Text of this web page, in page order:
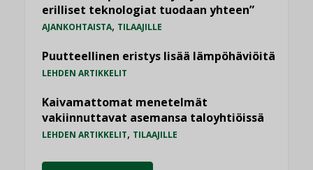
erilliset teknologiat tuodaan yhteen”
AJANKOHTAISTA, TILAAJILLE
Puutteellinen eristys lisää lämpöhäviöitä
LEHDEN ARTIKKELIT
Kaivamattomat menetelmät
vakiinnuttavat asemansa taloyhtiöissä
LEHDEN ARTIKKELIT, TILAAJILLE